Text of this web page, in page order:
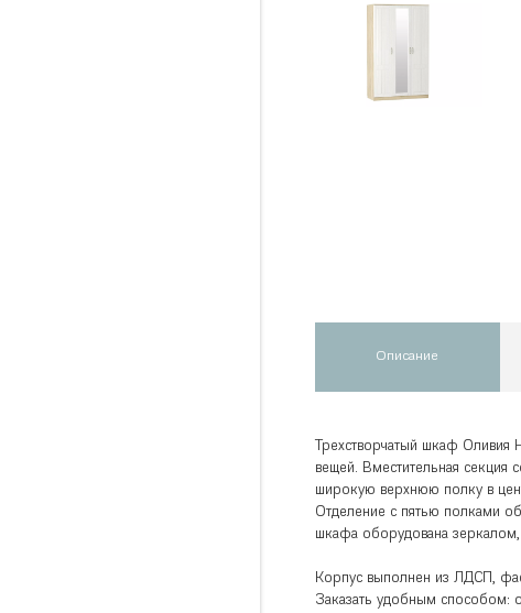
Описание
Трехстворчатый шкаф
вещей. Вместительная секция
широкую верхнюю полку в
Отделение с пятью полками
шкафа оборудована
Корпус выполнен из ЛДСП,
Заказать удобным способом: